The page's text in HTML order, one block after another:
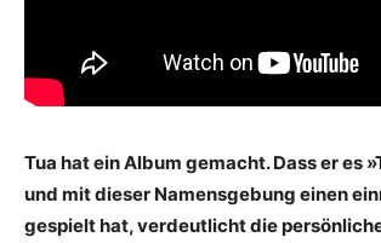
Tua hat ein Album gemacht. Dass er es
und mit dieser Namensgebung einen
gespielt hat, verdeutlicht die